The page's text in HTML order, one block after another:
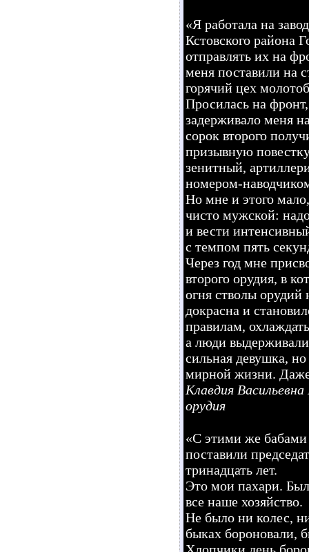
«Я работала на
Кстовского района
отправлять их на
меня поставили на
горячий цех
Просилась на
задерживало меня
сорок второго
призывную
зенитный,
номером-
Но мне и этого
чисто мужской:
и вести
с темпом пять
Через год мне
второго орудия, в
огня стволы орудий
докрасна и
правилам,
а люди
сильная девушка,
мирной жизни.
Клавдия
орудия
«С этими же
поставили
тринадцать лет.
Это мои пахари.
все наше хозяйство.
Не было ни колес,
быках бороновали,